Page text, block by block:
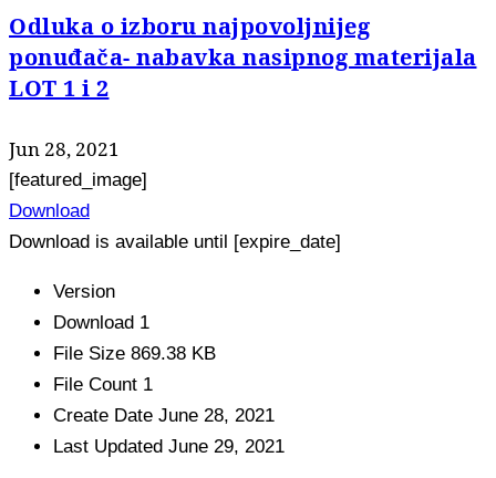
Odluka o izboru najpovoljnijeg
ponuđača- nabavka nasipnog materijala
LOT 1 i 2
Jun 28, 2021
[featured_image]
Download
Download is available until [expire_date]
Version
Download 1
File Size 869.38 KB
File Count 1
Create Date June 28, 2021
Last Updated June 29, 2021